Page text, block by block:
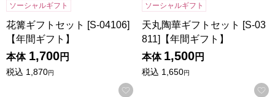
ソーシャルギフト
花篝ギフトセット [S-04106]
【年間ギフト】
本体 1,700円
税込 1,870円
お気に入りに登録する
ソーシャルギフト
天丸陶華ギフトセット [S-03
811]【年間ギフト】
本体 1,500円
税込 1,650円